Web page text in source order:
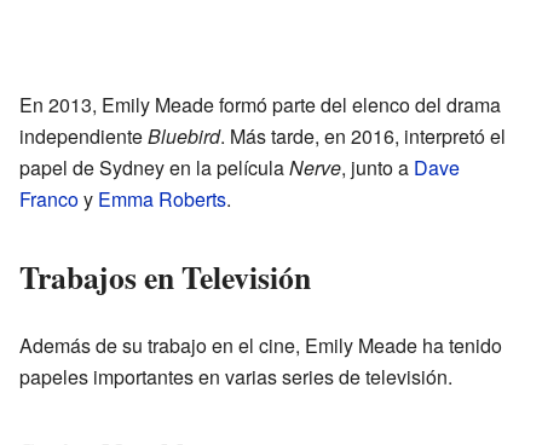
En 2013, Emily Meade formó parte del elenco del drama
independienteBluebird. Más tarde, en 2016, interpretó el
papel de Sydney en la películaNerve, junto a Dave
Francoy Emma Roberts.
Trabajos en Televisión
Además de su trabajo en el cine, Emily Meade ha tenido
papeles importantes en varias series de televisión.